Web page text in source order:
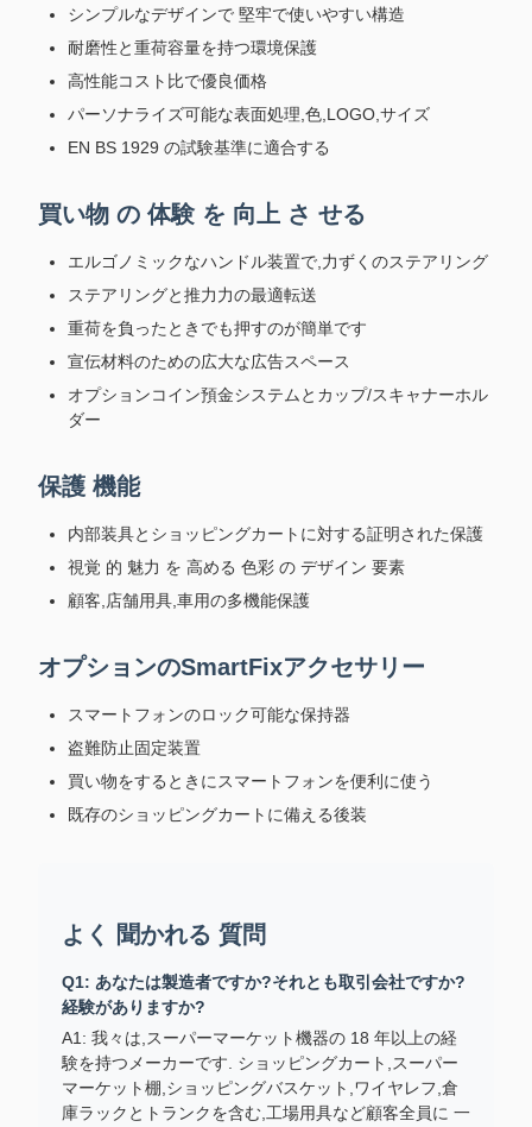
シンプルなデザインで 堅牢で使いやすい構造
耐磨性と重荷容量を持つ環境保護
高性能コスト比で優良価格
パーソナライズ可能な表面処理,色,LOGO,サイズ
EN BS 1929 の試験基準に適合する
買い物 の 体験 を 向上 さ せる
エルゴノミックなハンドル装置で,力ずくのステアリング
ステアリングと推力力の最適転送
重荷を負ったときでも押すのが簡単です
宣伝材料のための広大な広告スペース
オプションコイン預金システムとカップ/スキャナーホル
ダー
保護 機能
内部装具とショッピングカートに対する証明された保護
視覚 的 魅力 を 高める 色彩 の デザイン 要素
顧客,店舗用具,車用の多機能保護
オプションのSmartFixアクセサリー
スマートフォンのロック可能な保持器
盗難防止固定装置
買い物をするときにスマートフォンを便利に使う
既存のショッピングカートに備える後装
よく 聞かれる 質問
Q1: あなたは製造者ですか?それとも取引会社ですか?
経験がありますか?
A1: 我々は,スーパーマーケット機器の 18 年以上の経
験を持つメーカーです. ショッピングカート,スーパー
マーケット棚,ショッピングバスケット,ワイヤレフ,倉
庫ラックとトランクを含む,工場用具など顧客全員に 一